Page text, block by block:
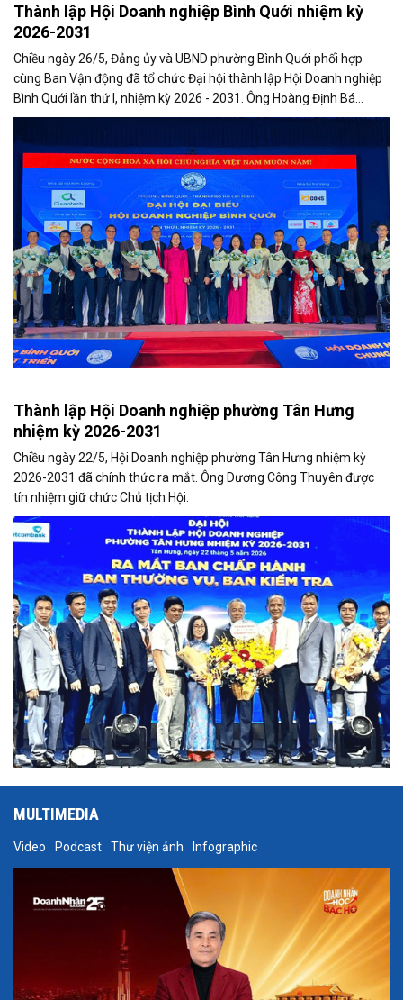
Thành lập Hội Doanh nghiệp Bình Quới nhiệm kỳ
2026-2031
Chiều ngày 26/5, Đảng ủy và UBND phường Bình Quới phối hợp
cùng Ban Vận động đã tổ chức Đại hội thành lập Hội Doanh nghiệp
Bình Quới lần thứ I, nhiệm kỳ 2026 - 2031. Ông Hoàng Định Bá
Dương được tín nhiệm bầu giữ chức Chủ tịch Hội.
Thành lập Hội Doanh nghiệp phường Tân Hưng
nhiệm kỳ 2026-2031
Chiều ngày 22/5, Hội Doanh nghiệp phường Tân Hưng nhiệm kỳ
2026-2031 đã chính thức ra mắt. Ông Dương Công Thuyên được
tín nhiệm giữ chức Chủ tịch Hội.
MULTIMEDIA
Video Podcast Thư viện ảnh Infographic